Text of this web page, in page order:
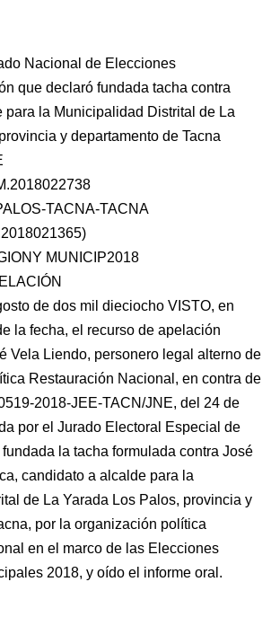
Nacional de Elecciones
que declaró fundada tacha contra
para la Municipalidad Distrital de La
y departamento de Tacna
TACNA-TACNA
MUNICIP2018
de dos mil dieciocho VISTO, en
la fecha, el recurso de apelación
Vela Liendo, personero legal alterno de
Restauración Nacional, en contra de
2018-JEE-TACN/JNE, del 24 de
por el Jurado Electoral Especial de
la tacha formulada contra José
candidato a alcalde para la
de La Yarada Los Palos, provincia y
por la organización política
en el marco de las Elecciones
2018, y oído el informe oral.